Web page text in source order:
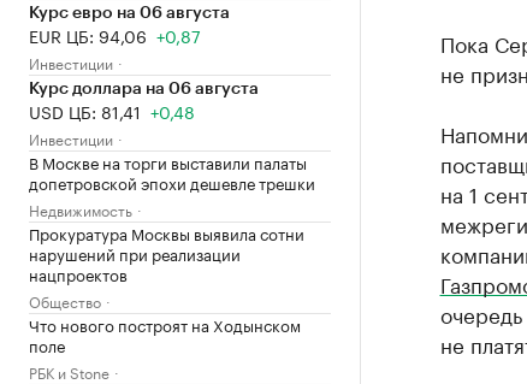
Курс евро на 06 августа
EUR ЦБ: 94,06 +0,87
Инвестиции
Курс доллара на 06 августа
USD ЦБ: 81,41 +0,48
Инвестиции
В Москве на торги выставили палаты
допетровской эпохи дешевле трешки
Недвижимость
Прокуратура Москвы выявила сотни
нарушений при реализации
нацпроектов
Общество
Что нового построят на Ходынском
поле
РБК и Stone
Пока
не
на 1
не